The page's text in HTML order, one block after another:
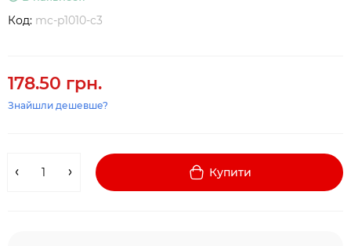
Код: mc-p1010-c3
178.50 грн.
Знайшли дешевше?
Купити